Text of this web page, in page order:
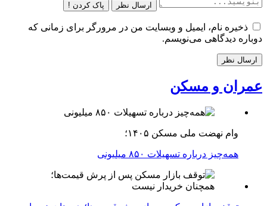
ارسال نظر پاک کردن !
ذخیره نام، ایمیل و وبسایت من در مرورگر برای زمانی که
دوباره دیدگاهی می‌نویسم.
عمران و مسکن
وام نهضت ملی مسکن ۱۴۰۵؛
همه‌چیز درباره تسهیلات ۸۵۰ میلیونی